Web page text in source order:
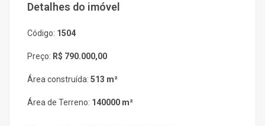
Detalhes do imóvel
Código: 1504
Preço: R$ 790.000,00
Área construída: 513 m²
Área de Terreno: 140000 m²